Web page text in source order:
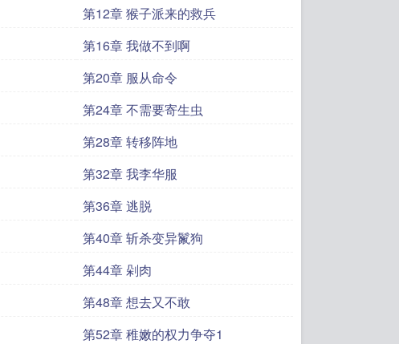
第12章 猴子派来的救兵
第16章 我做不到啊
第20章 服从命令
第24章 不需要寄生虫
第28章 转移阵地
第32章 我李华服
第36章 逃脱
第40章 斩杀变异鬣狗
第44章 剁肉
第48章 想去又不敢
第52章 稚嫩的权力争夺1